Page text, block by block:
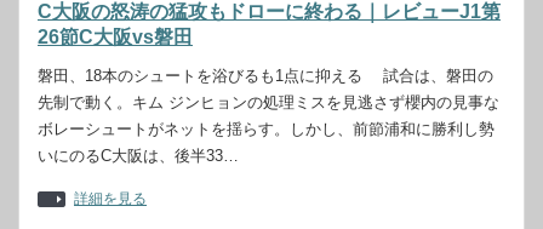
C大阪の怒涛の猛攻もドローに終わる｜レビューJ1第
26節C大阪vs磐田
磐田、18本のシュートを浴びるも1点に抑える 試合は、磐田の
先制で動く。キム ジンヒョンの処理ミスを見逃さず櫻内の見事な
ボレーシュートがネットを揺らす。しかし、前節浦和に勝利し勢
いにのるC大阪は、後半33…
詳細を見る